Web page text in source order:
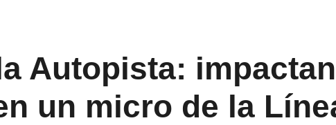
Autopista:
un micro de la